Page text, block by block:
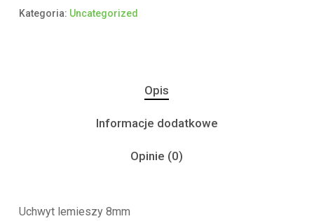
Kategoria: Uncategorized
Opis
Informacje dodatkowe
Opinie (0)
Uchwyt lemieszy 8mm